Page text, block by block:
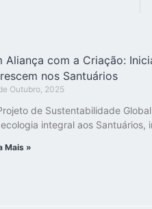
Aliança com a Criação:
nos Santuários
Outubro, 2025
de Sustentabilidade
integral aos Santuários,
Mais »